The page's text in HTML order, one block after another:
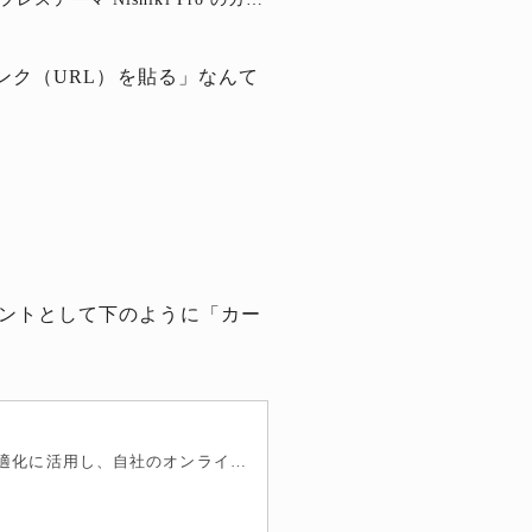
ク（URL）を貼る」なんて
トとして下のように「カー
Google アナリティクスをデジタル戦略の調整やキャンペーンの最適化に活用し、自社のオンライン プレゼンスをさらなる高みへ導きましょう。